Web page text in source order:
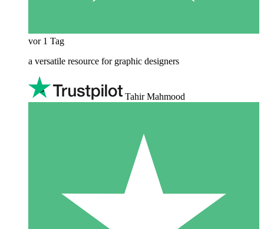
vor 1 Tag
a versatile resource for graphic designers
Tahir Mahmood